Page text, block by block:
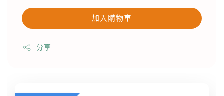
加入購物車
分享